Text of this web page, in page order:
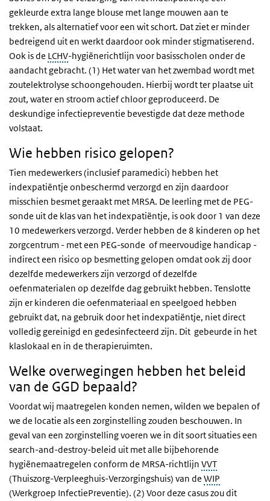
gekleurde extra lange blouse met lange mouwen aan te
trekken, als alternatief voor een wit schort. Dat ziet er minder
bedreigend uit en werkt daardoor ook minder stigmatiserend.
Ook is de LCHV-hygiënerichtlijn voor basisscholen onder de
aandacht gebracht. (1) Het water van het zwembad wordt met
zoutelektrolyse schoongehouden. Hierbij wordt ter plaatse uit
zout, water en stroom actief chloor geproduceerd. De
deskundige infectiepreventie bevestigde dat deze methode
volstaat.
Wie hebben risico gelopen?
Tien medewerkers (inclusief paramedici) hebben het
indexpatiëntje onbeschermd verzorgd en zijn daardoor
misschien besmet geraakt met MRSA. De leerling met de PEG-
sonde uit de klas van het indexpatiëntje, is ook door 1 van deze
10 medewerkers verzorgd. Verder hebben de 8 kinderen op het
zorgcentrum - met een PEG-sonde of meervoudige handicap -
indirect een risico op besmetting gelopen omdat ook zij door
dezelfde medewerkers zijn verzorgd of dezelfde
oefenmaterialen op dezelfde dag gebruikt hebben. Tenslotte
zijn er kinderen die oefenmateriaal en speelgoed hebben
gebruikt dat, na gebruik door het indexpatiëntje, niet direct
volledig gereinigd en gedesinfecteerd zijn. Dit gebeurde in het
klaslokaal en in de therapieruimten.
Welke overwegingen hebben het beleid
van de GGD bepaald?
Voordat wij maatregelen konden nemen, wilden we bepalen of
we de locatie als een zorginstelling zouden beschouwen. In
geval van een zorginstelling voeren we in dit soort situaties een
search-and-destroy-beleid uit met alle bijbehorende
hygiënemaatregelen conform de MRSA-richtlijn VVT
(Thuiszorg-Verpleeghuis-Verzorgingshuis) van de WIP
(Werkgroep InfectiePreventie). (2) Voor deze casus zou dit